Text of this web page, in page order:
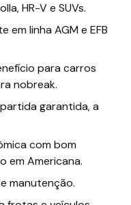
HR-V e SUVs.
em linha AGM e EFB
para carros
nobreak.
garantida, a
com bom
em Americana.
manutenção.